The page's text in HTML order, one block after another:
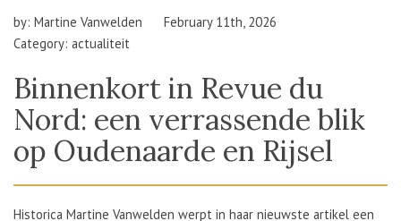
by: Martine Vanwelden
February 11th, 2026
Category: actualiteit
Binnenkort in Revue du
Nord: een verrassende blik
op Oudenaarde en Rijsel
Historica Martine Vanwelden werpt in haar nieuwste artikel een